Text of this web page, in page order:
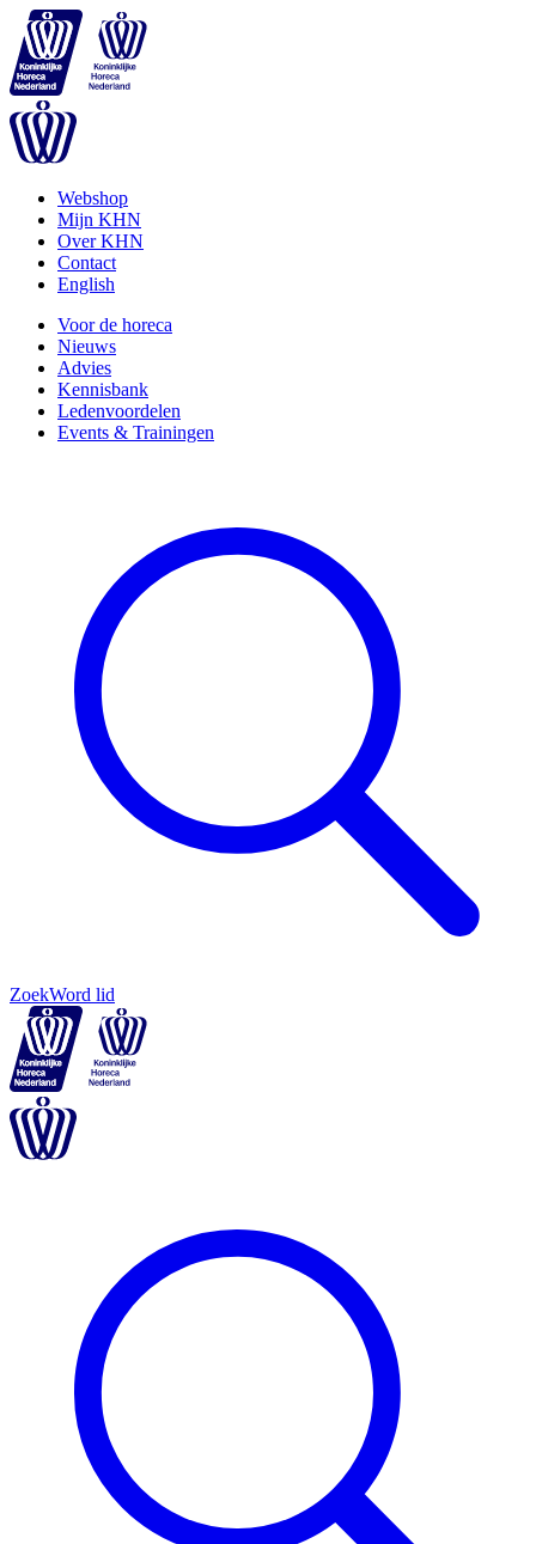
Webshop
Mijn KHN
Over KHN
Contact
English
Voor de horeca
Nieuws
Advies
Kennisbank
Ledenvoordelen
Events & Trainingen
ZoekWord lid